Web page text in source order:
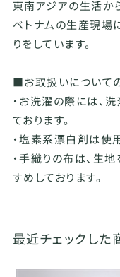
東南アジアの生活か
ベトナムの生産現場
りをしています。
■お取扱いについて
・お洗濯の際には、
ております。
・塩素系漂白剤は使
・手織りの布は、生
すめしております。
最近チェックした